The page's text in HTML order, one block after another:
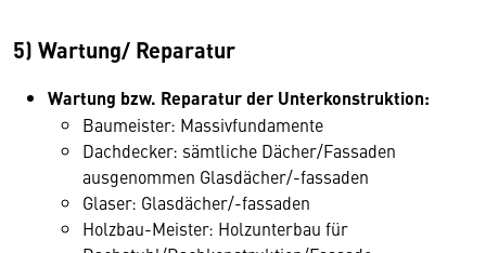
5) Wartung/ Reparatur
Wartung bzw. Reparatur der Unterkonstruktion:
Baumeister: Massivfundamente
Dachdecker: sämtliche Dächer/Fassaden
ausgenommen Glasdächer/-fassaden
Glaser: Glasdächer/-fassaden
Holzbau-Meister: Holzunterbau für